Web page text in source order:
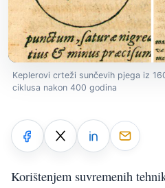
Keplerovi crteži sunčevih pjega iz
ciklusa nakon 400 godina
Korištenjem suvremenih